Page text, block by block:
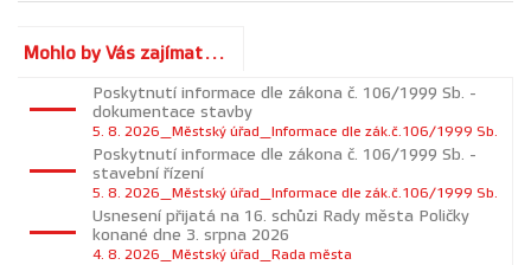
Mohlo by Vás zajímat...
Poskytnutí informace dle zákona č. 106/1999 Sb. -
dokumentace stavby
5. 8. 2026_Městský úřad_Informace dle zák.č.106/1999 Sb.
Poskytnutí informace dle zákona č. 106/1999 Sb. -
stavební řízení
5. 8. 2026_Městský úřad_Informace dle zák.č.106/1999 Sb.
Usnesení přijatá na 16. schůzi Rady města Poličky
konané dne 3. srpna 2026
4. 8. 2026_Městský úřad_Rada města